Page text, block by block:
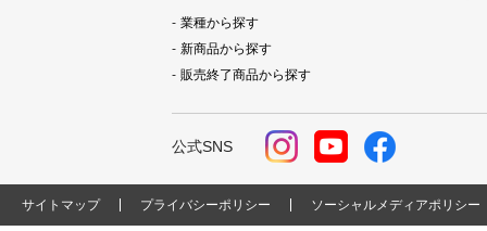
業種から探す
新商品から探す
販売終了商品から探す
公式SNS
サイトマップ プライバシーポリシー ソーシャルメディアポリシー